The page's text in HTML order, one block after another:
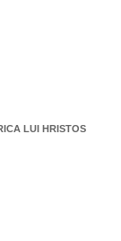
LUI HRISTOS